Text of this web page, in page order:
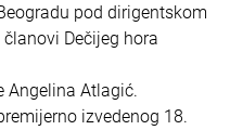
pod dirigentskom
Dečijeg hora
Angelina Atlagić.
izvedenog 18.